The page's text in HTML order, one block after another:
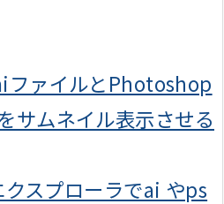
ァイルとPhotoshop
サムネイル表示させる
スプローラでai やps